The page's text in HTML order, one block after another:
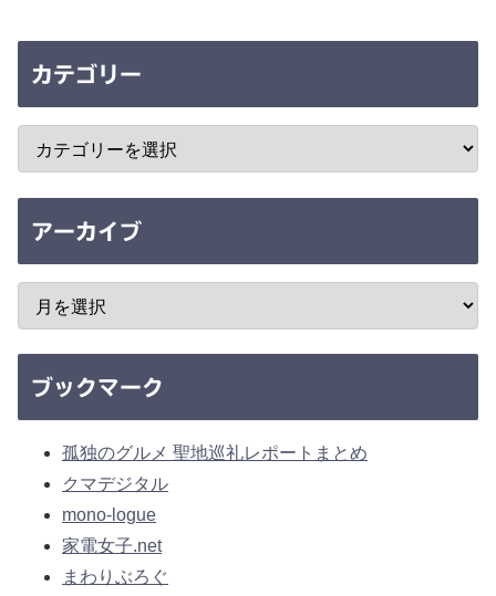
カテゴリー
アーカイブ
ブックマーク
孤独のグルメ 聖地巡礼レポートまとめ
クマデジタル
mono-logue
家電女子.net
まわりぶろぐ